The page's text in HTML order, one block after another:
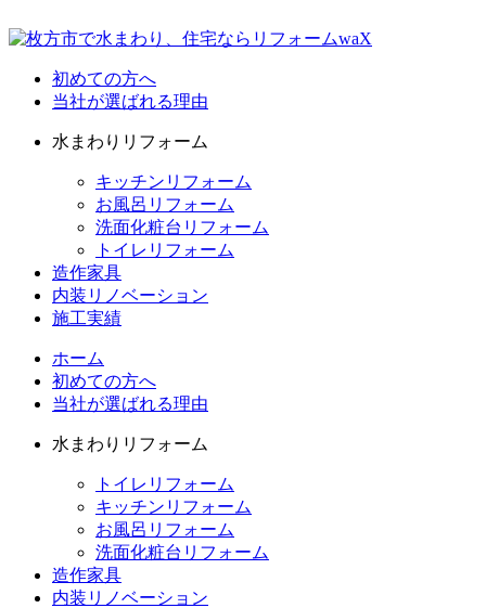
初めての方へ
当社が選ばれる理由
水まわりリフォーム
キッチンリフォーム
お風呂リフォーム
洗面化粧台リフォーム
トイレリフォーム
造作家具
内装リノベーション
施工実績
ホーム
初めての方へ
当社が選ばれる理由
水まわりリフォーム
トイレリフォーム
キッチンリフォーム
お風呂リフォーム
洗面化粧台リフォーム
造作家具
内装リノベーション